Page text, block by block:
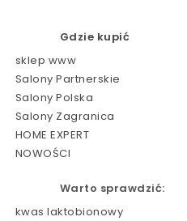
Gdzie kupić
sklep www
Salony Partnerskie
Salony Polska
Salony Zagranica
HOME EXPERT
NOWOŚCI
Warto sprawdzić:
kwas laktobionowy